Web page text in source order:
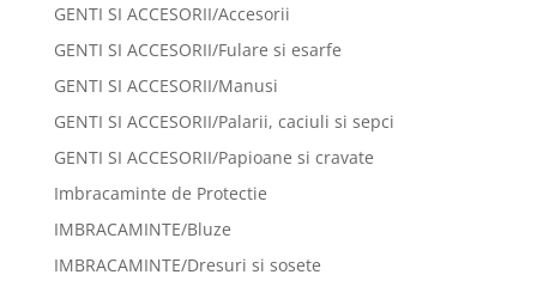
GENTI SI ACCESORII/Accesorii
GENTI SI ACCESORII/Fulare si esarfe
GENTI SI ACCESORII/Manusi
GENTI SI ACCESORII/Palarii, caciuli si sepci
GENTI SI ACCESORII/Papioane si cravate
Imbracaminte de Protectie
IMBRACAMINTE/Bluze
IMBRACAMINTE/Dresuri si sosete